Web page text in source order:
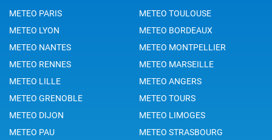
METEO PARIS
METEO TOULOUSE
METEO LYON
METEO BORDEAUX
METEO NANTES
METEO MONTPELLIER
METEO RENNES
METEO MARSEILLE
METEO LILLE
METEO ANGERS
METEO GRENOBLE
METEO TOURS
METEO DIJON
METEO LIMOGES
METEO PAU
METEO STRASBOURG